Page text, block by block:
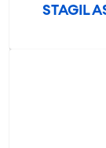
STAGIL